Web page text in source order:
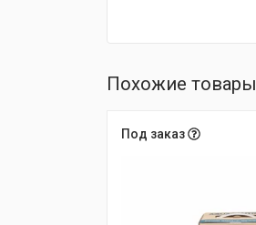
Похожие товары
Под заказ